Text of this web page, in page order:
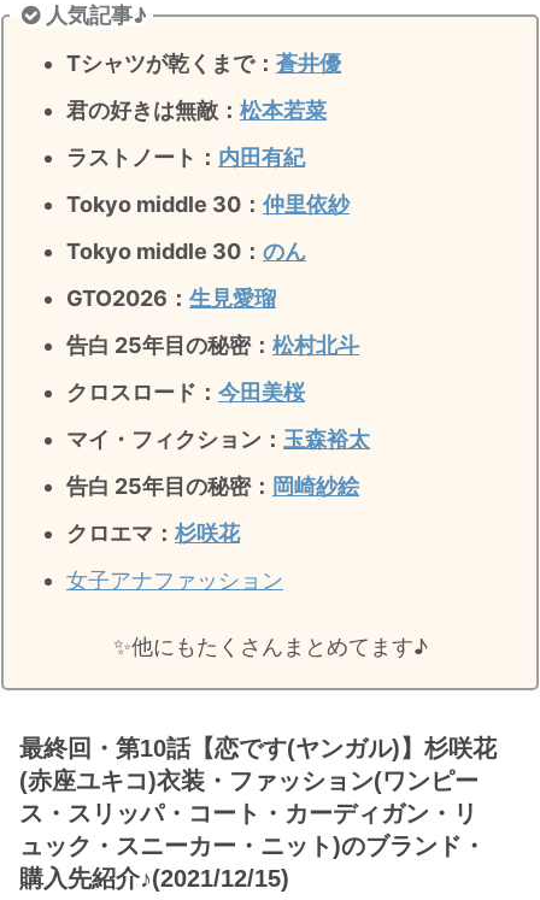
人気記事♪
Tシャツが乾くまで： 蒼井優
君の好きは無敵 ： 松本若菜
ラストノート ： 内田有紀
Tokyo middle 30： 仲里依紗
Tokyo middle 30： のん
GTO2026： 生見愛瑠
告白 25年目の秘密： 松村北斗
クロスロード： 今田美桜
マイ・フィクション： 玉森裕太
告白 25年目の秘密： 岡崎紗絵
クロエマ： 杉咲花
女子アナファッション
✨️他にもたくさんまとめてます♪
最終回・第10話【恋です(ヤンガル)】杉咲花
(赤座ユキコ)衣装・ファッション(ワンピー
ス・スリッパ・コート・カーディガン・リ
ュック・スニーカー・ニット)のブランド・
購入先紹介♪(2021/12/15)